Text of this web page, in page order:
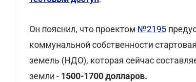
Он пояснил, что проектом №2195
коммунальной собственности
земель (НДО), которая сейчас
земли - 1500-1700 долларов.